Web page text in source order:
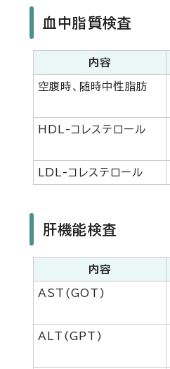
血中脂質検査
内容
空腹時、随時中性脂肪
HDL-コレステロール
LDL-コレステロール
肝機能検査
内容
AST(GOT)
ALT(GPT)